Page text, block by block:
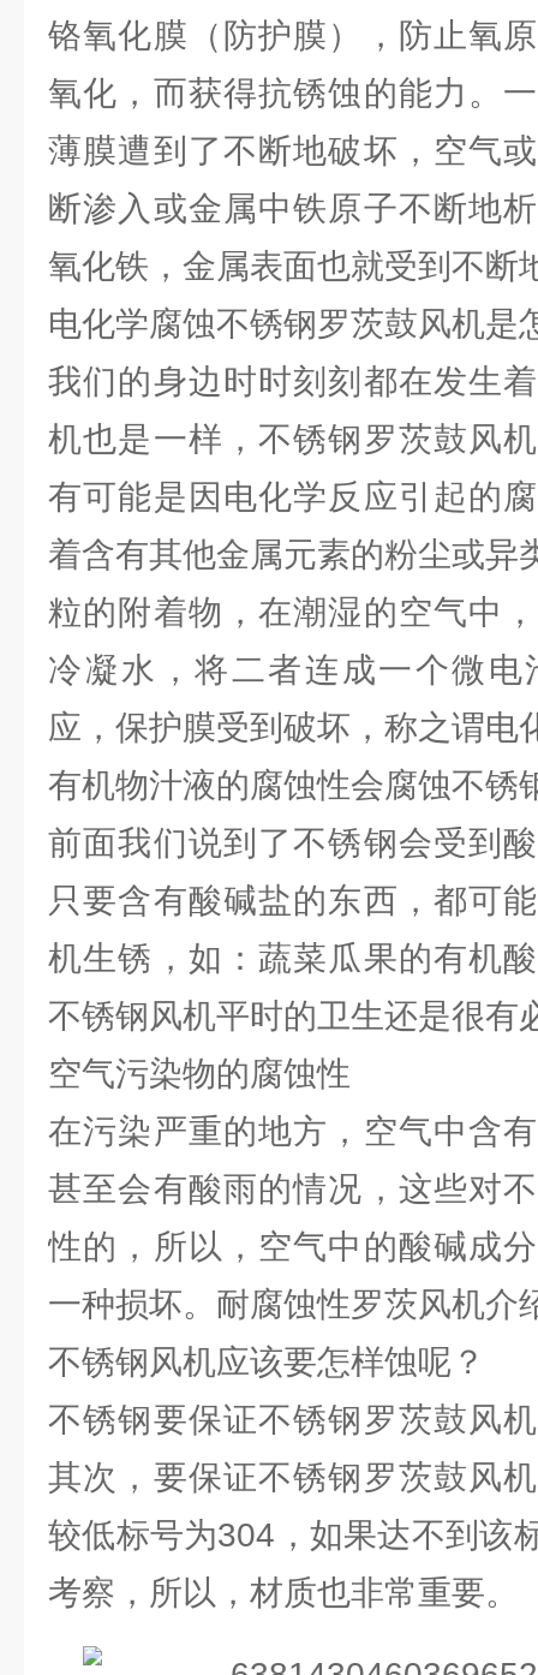
铬氧化膜（防护膜），防止氧
氧化，而获得抗锈蚀的能力。
薄膜遭到了不断地破坏，空气
断渗入或金属中铁原子不断地
氧化铁，金属表面也就受到不断
电化学腐蚀不锈钢罗茨鼓风机是
我们的身边时时刻刻都在发生
机也是一样，不锈钢罗茨鼓风
有可能是因电化学反应引起的
着含有其他金属元素的粉尘或异
粒的附着物，在潮湿的空气中
冷凝水，将二者连成一个微
应，保护膜受到破坏，称之谓电
有机物汁液的腐蚀性会腐蚀不锈
前面我们说到了不锈钢会受到
只要含有酸碱盐的东西，都可
机生锈，如：蔬菜瓜果的有机
不锈钢风机平时的卫生还是很有
空气污染物的腐蚀性
在污染严重的地方，空气中含
甚至会有酸雨的情况，这些对
性的，所以，空气中的酸碱成
一种损坏。耐腐蚀性罗茨风机介
不锈钢风机应该要怎样蚀呢？
不锈钢要保证不锈钢罗茨鼓风
其次，要保证不锈钢罗茨鼓风
较低标号为304，如果达不到该
考察，所以，材质也非常重要。